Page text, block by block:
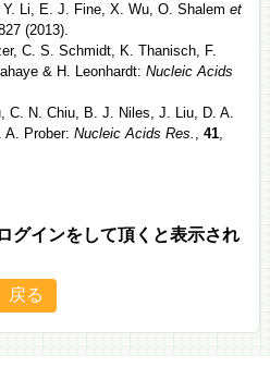
Y. Li, E. J. Fine, X. Wu, O. Shalem et
(2013).
C. S. Schmidt, K. Thanisch, F.
& H. Leonhardt: Nucleic Acids
C. N. Chiu, B. J. Niles, J. Liu, D. A.
A. Prober: Nucleic Acids Res. , 41,
グインをして頂くと表示され